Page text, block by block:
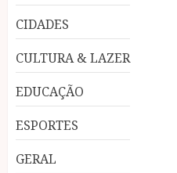
CIDADES
CULTURA & LAZER
EDUCAÇÃO
ESPORTES
GERAL